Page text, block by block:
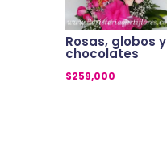
Rosas, globos y
chocolates
$259,000